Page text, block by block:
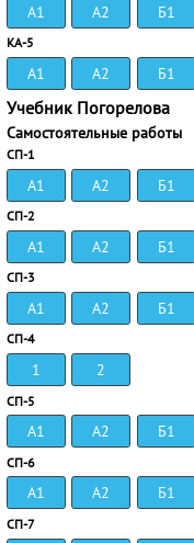
А1 А2 Б1
КА-5
А1 А2 Б1
Учебник Погорелова
Самостоятельные работы
СП-1
А1 А2 Б1
СП-2
А1 А2 Б1
СП-3
А1 А2 Б1
СП-4
1 2
СП-5
А1 А2 Б1
СП-6
А1 А2 Б1
СП-7